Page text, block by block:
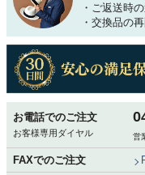
・ご返送時
・交換品の
お電話でのご注文
お客様専用ダイヤル 営
FAXでのご注文